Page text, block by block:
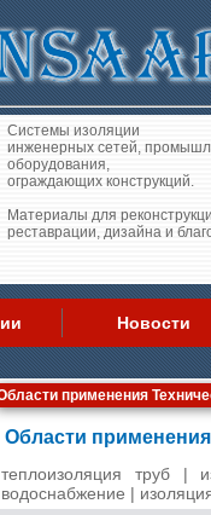
Системы изоляции
инженерных сетей,
оборудования,
ограждающих конструкций.
Материалы для
реставрации, дизайна и
Новости
применения
Области
теплоизоляция труб|
водоснабжение |